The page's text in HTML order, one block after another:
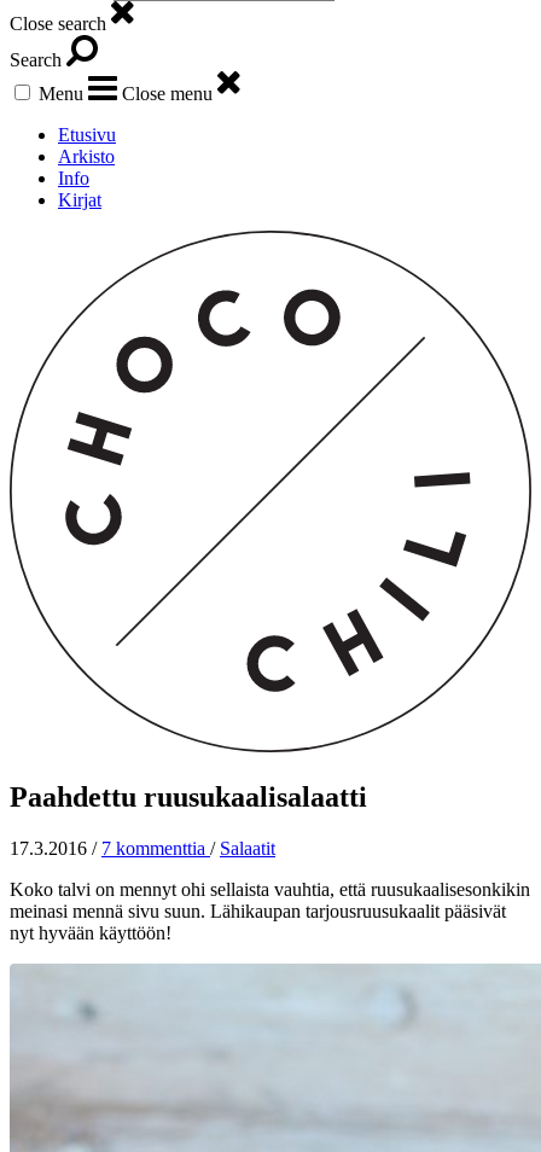
Close search
Search
Menu
Close menu
Etusivu
Arkisto
Info
Kirjat
Paahdettu ruusukaalisalaatti
17.3.2016 / 7 kommenttia / Salaatit
Koko talvi on mennyt ohi sellaista vauhtia, että ruusukaalisesonkikin
meinasi mennä sivu suun. Lähikaupan tarjousruusukaalit pääsivät
nyt hyvään käyttöön!